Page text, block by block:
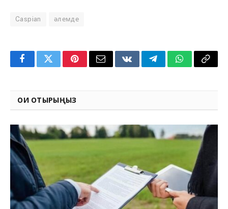
Caspian әлемде
FacebookTwitterPinterestEmail VKontakteTelegramWhatsApp
Copy
ОҚИ ОТЫРЫҢЫЗ